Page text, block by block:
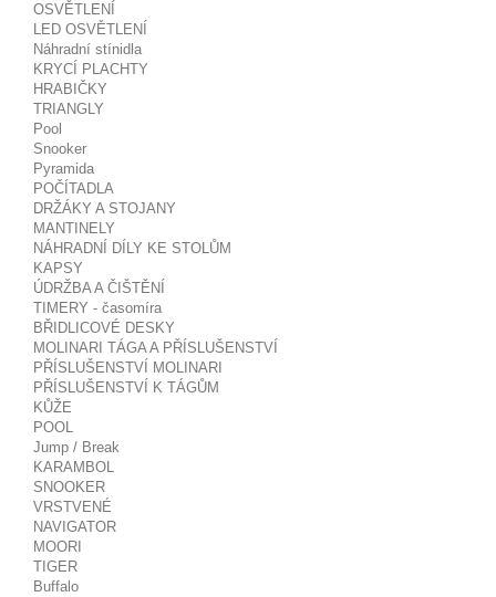
OSVĚTLENÍ
LED OSVĚTLENÍ
Náhradní stínidla
KRYCÍ PLACHTY
HRABIČKY
TRIANGLY
Pool
Snooker
Pyramida
POČÍTADLA
DRŽÁKY A STOJANY
MANTINELY
NÁHRADNÍ DÍLY KE STOLŮM
KAPSY
ÚDRŽBA A ČIŠTĚNÍ
TIMERY - časomíra
BŘIDLICOVÉ DESKY
MOLINARI TÁGA A PŘÍSLUŠENSTVÍ
PŘÍSLUŠENSTVÍ MOLINARI
PŘÍSLUŠENSTVÍ K TÁGŮM
KŮŽE
POOL
Jump / Break
KARAMBOL
SNOOKER
VRSTVENÉ
NAVIGATOR
MOORI
TIGER
Buffalo